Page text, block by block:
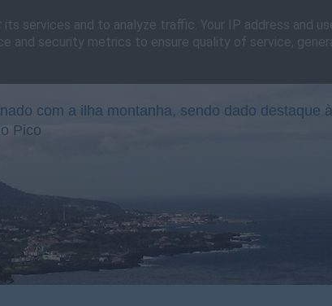
com a ilha montanha, sendo dado destaque
Pico
services and to analyze traffic. Your IP address and
and security metrics to ensure quality of service,